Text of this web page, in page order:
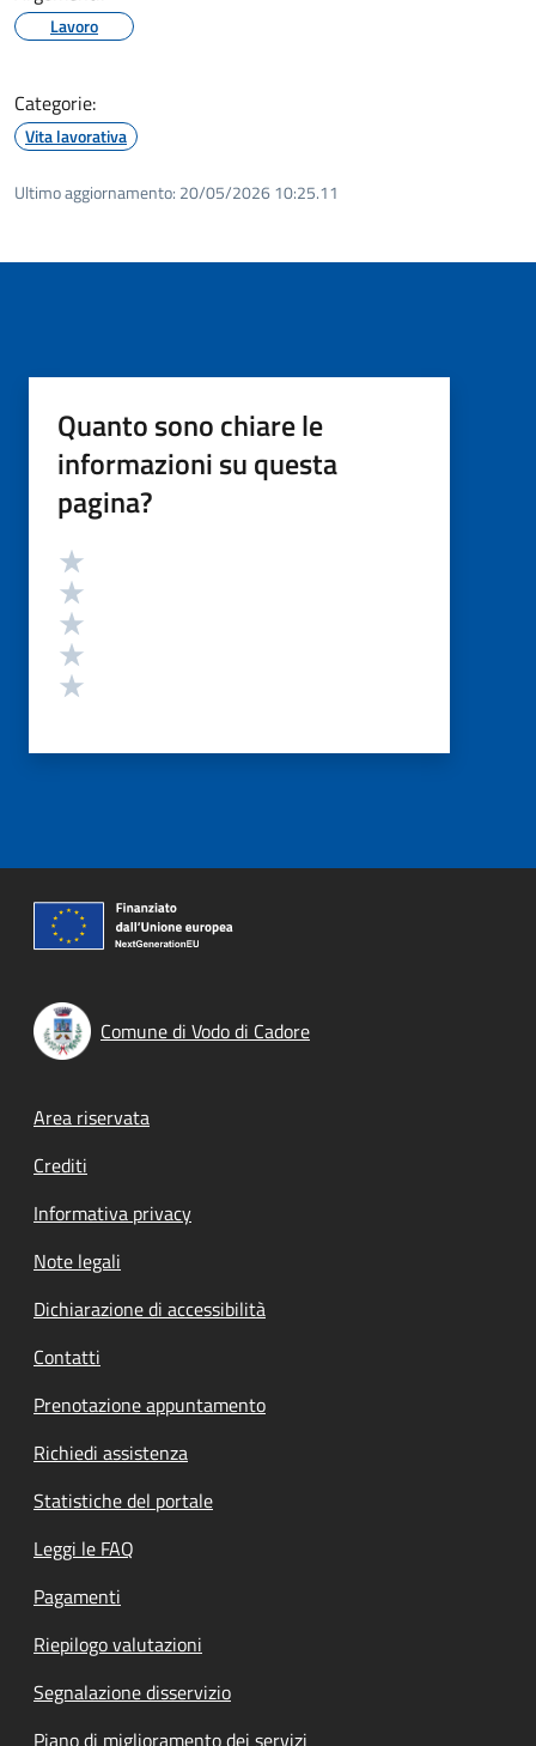
Lavoro
Categorie:
Vita lavorativa
Ultimo aggiornamento: 20/05/2026 10:25.11
Quanto sono chiare le
informazioni su questa
pagina?
Valutazione
Comune di Vodo di Cadore
Footer menu
Area riservata
Crediti
Informativa privacy
Note legali
Dichiarazione di accessibilità
Contatti
Prenotazione appuntamento
Richiedi assistenza
Statistiche del portale
Leggi le FAQ
Pagamenti
Riepilogo valutazioni
Segnalazione disservizio
Piano di miglioramento dei servizi